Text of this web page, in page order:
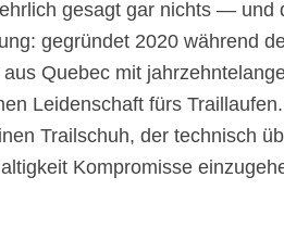
gesagt gar nichts — und
gegründet 2020 während
Quebec mit
Leidenschaft fürs
Trailschuh, der technisch
Kompromisse